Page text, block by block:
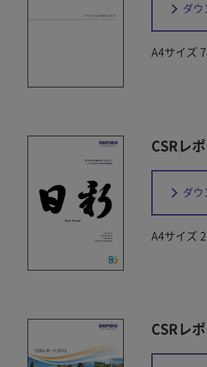
ダウ
A4サイズ
CSRレ
ダウ
A4サイズ
CSRレ